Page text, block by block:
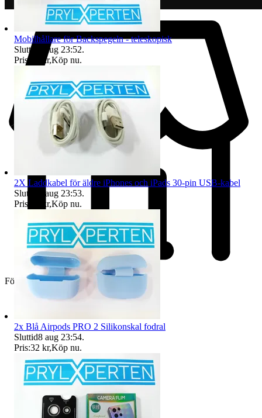
Företag
Mobilhållare för Backspegeln - teleskopisk
Sluttid
8 aug 23:52.
Pris:
49 kr,Köp nu.
2X Laddkabel för äldre iPhones och iPads 30-pin USB-kabel
Sluttid
8 aug 23:53.
Pris:
77 kr,Köp nu.
2x Blå Airpods PRO 2 Silikonskal fodral
Sluttid8 aug 23:54.
Pris:32 kr,Köp nu.